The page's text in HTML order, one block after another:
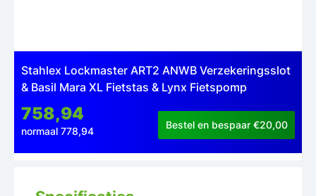
Stahlex Lockmaster ART2 ANWB Verzekeringsslot
& Basil Mara XL Fietstas & Lynx Fietspomp
758,94
normaal 778,94
Bestel en bespaar €20,00